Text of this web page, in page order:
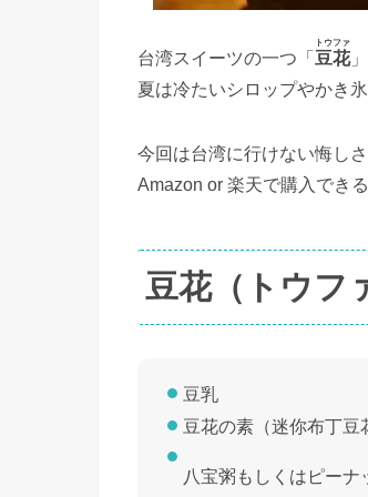
台湾スイーツの一つ「豆花
トウファ
夏は冷たいシロップやかき
今回は台湾に行けない悔し
Amazon or 楽天で購入でき
豆花（トウフ
豆乳
豆花の素（迷你布丁豆
八宝粥もしくはピーナ